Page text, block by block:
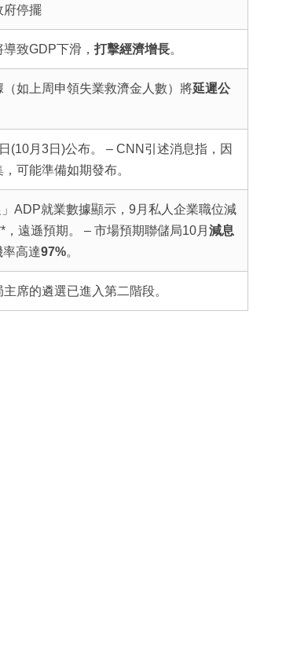
府停擺
致GDP下滑， 打擊經濟增長。
（如上周申領失業救濟金人數）將延遲公
(10月3日)公布。 – CNN引述消息指，因
可能準備如期發布。
ADP就業數據顯示，9月私人企業職位減
，遠遜預期。 – 市場預期聯儲局10月 減息
率高達97%。
席的遴選已進入第二階段。